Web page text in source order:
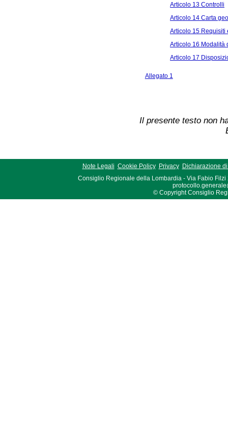
Articolo 13 Controlli
Articolo 14 Carta
Articolo 15 Requisiti
Articolo 16 Modalità
Articolo 17
Allegato 1
Il presente testo non
Note Legali Cookie Policy Privacy
Dichiarazione
Consiglio Regionale della Lombardia - Via Fabio Filzi
© Copyright Consiglio